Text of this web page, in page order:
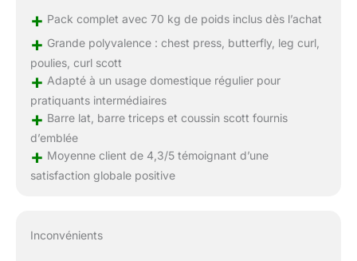
+ Pack complet avec 70 kg de poids inclus dès l’achat
+ Grande polyvalence : chest press, butterfly, leg curl,
poulies, curl scott
+ Adapté à un usage domestique régulier pour
pratiquants intermédiaires
+ Barre lat, barre triceps et coussin scott fournis
d’emblée
+ Moyenne client de 4,3/5 témoignant d’une
satisfaction globale positive
Inconvénients